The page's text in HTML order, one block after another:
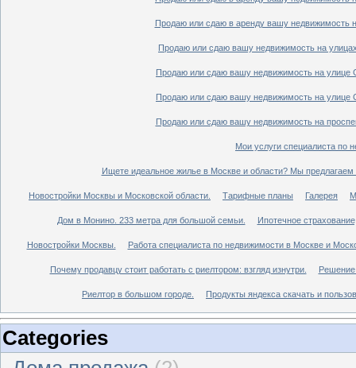
Продаю или сдаю в аренду вашу недвижимость
Продаю или сдаю вашу недвижимость на
Продаю или сдаю вашу недвижимость на улице
Продаю или сдаю вашу недвижимость на улице
Продаю или сдаю вашу недвижимость на
Мои услуги специалиста по
Ищете идеальное жилье в Москве и области? Мы
Новостройки Москвы и Московской области. Тарифные планы Галерея
Дом в Монино. 233 метра для большой семьи. Ипотечное
Новостройки Москвы. Работа специалиста по недвижимости в Москве и
Почему продавцу стоит работать с риелтором: взгляд изнутри.
Риелтор в большом городе. Продукты яндекса скачать и
Categories